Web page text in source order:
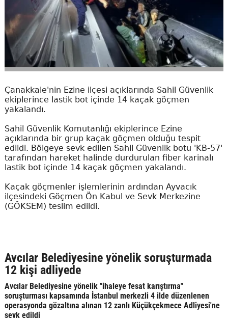
Çanakkale'nin Ezine ilçesi açıklarında Sahil Güvenlik
ekiplerince lastik bot içinde 14 kaçak göçmen
yakalandı.
Sahil Güvenlik Komutanlığı ekiplerince Ezine
açıklarında bir grup kaçak göçmen olduğu tespit
edildi. Bölgeye sevk edilen Sahil Güvenlik botu 'KB-57'
tarafından hareket halinde durdurulan fiber karinalı
lastik bot içinde 14 kaçak göçmen yakalandı.
Kaçak göçmenler işlemlerinin ardından Ayvacık
ilçesindeki Göçmen Ön Kabul ve Sevk Merkezine
(GÖKSEM) teslim edildi.
Avcılar Belediyesine yönelik soruşturmada
12 kişi adliyede
Avcılar Belediyesine yönelik "ihaleye fesat karıştırma"
soruşturması kapsamında İstanbul merkezli 4 ilde düzenlenen
operasyonda gözaltına alınan 12 zanlı Küçükçekmece Adliyesi'ne
sevk edildi